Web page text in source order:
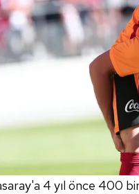
4 yıl önce 400